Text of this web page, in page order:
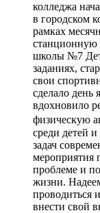
колледжа
в городском
рамках
станционную
школы №7
заданиях,
свои
сделало
вдохновило
физическую
среди детей
задач
мероприятия
проблеме и
жизни.
проводиться
внести свой